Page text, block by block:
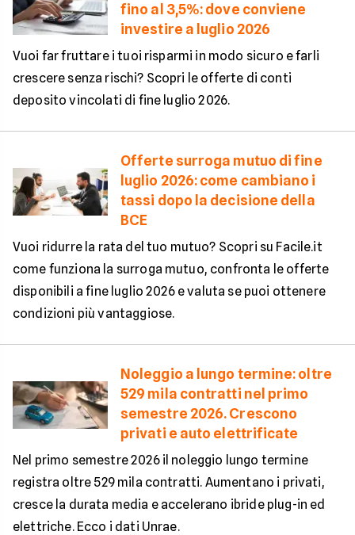
fino al 3,5%: dove conviene
investire a luglio 2026
Vuoi far fruttare i tuoi risparmi in modo sicuro e farli
crescere senza rischi? Scopri le offerte di conti
deposito vincolati di fine luglio 2026.
Offerte surroga mutuo di fine
luglio 2026: come cambiano i
tassi dopo la decisione della
BCE
Vuoi ridurre la rata del tuo mutuo? Scopri su Facile.it
come funziona la surroga mutuo, confronta le offerte
disponibili a fine luglio 2026 e valuta se puoi ottenere
condizioni più vantaggiose.
Noleggio a lungo termine: oltre
529 mila contratti nel primo
semestre 2026. Crescono
privati e auto elettrificate
Nel primo semestre 2026 il noleggio lungo termine
registra oltre 529 mila contratti. Aumentano i privati,
cresce la durata media e accelerano ibride plug-in ed
elettriche. Ecco i dati Unrae.